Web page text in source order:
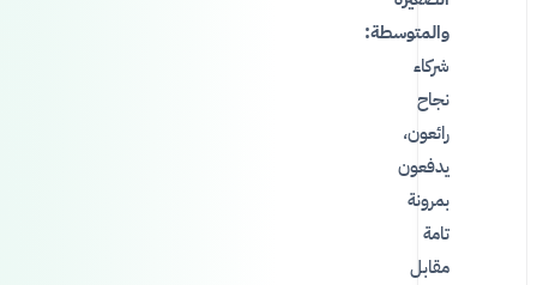
والمتوسطة:
شركاء
نجاح
رائعون،
يدفعون
بمرونة
تامة
مقابل